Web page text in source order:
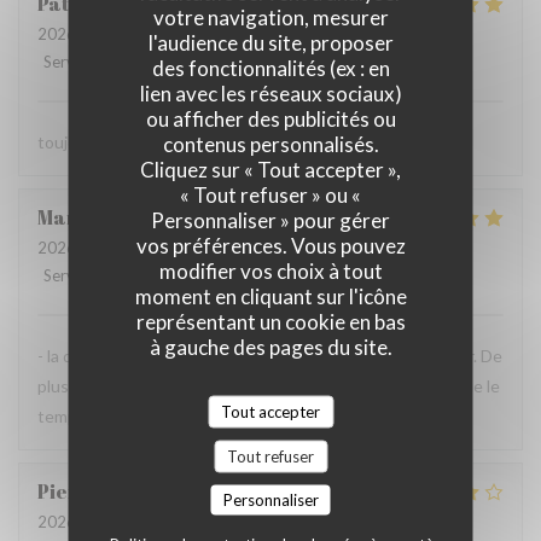
votre navigation, mesurer
l'audience du site, proposer
des fonctionnalités (ex : en
lien avec les réseaux sociaux)
ou afficher des publicités ou
contenus personnalisés.
Cliquez sur « Tout accepter »,
« Tout refuser » ou «
Personnaliser » pour gérer
vos préférences. Vous pouvez
modifier vos choix à tout
moment en cliquant sur l'icône
représentant un cookie en bas
à gauche des pages du site.
Tout accepter
Tout refuser
Personnaliser
2026-07-23
- 13:30 - Couverts 2
Service
Ambiance: 5/5 Cuisine: 5/5 Qualité / Prix
toujours parfait comme d'habitude
Maryvonne M
2026-07-23
- 12:30 - Couverts 2
Service
Ambiance: 4/5 Cuisine:5/5 Qualité / Prix
- la qualité de l'accueil et de la cuisine sont à recommander. De
plus, la terrasse près de la Vilaine est très agréable, lorsque le
temps s'y prête comme aujourd'hui.
Pierre-Olivier
2026-07-14
- 13:00 - Couverts 2